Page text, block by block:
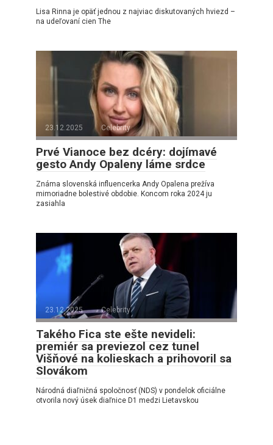
Lisa Rinna je opäť jednou z najviac diskutovaných hviezd –
na udeľovaní cien The
23.12.2025 Celebrity
Prvé Vianoce bez dcéry: dojímavé
gesto Andy Opaleny láme srdce
Známa slovenská influencerka Andy Opalena prežíva
mimoriadne bolestivé obdobie. Koncom roka 2024 ju
zasiahla
23.12.2025 Celebrity
Takého Fica ste ešte nevideli:
premiér sa previezol cez tunel
Višňové na kolieskach a prihovoril sa
Slovákom
Národná diaľničná spoločnosť (NDS) v pondelok oficiálne
otvorila nový úsek diaľnice D1 medzi Lietavskou